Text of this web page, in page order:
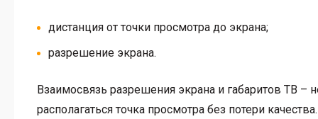
дистанция от точки просмотра до экрана;
разрешение экрана.
Взаимосвязь разрешения экрана и габаритов ТВ
располагаться точка просмотра без потери